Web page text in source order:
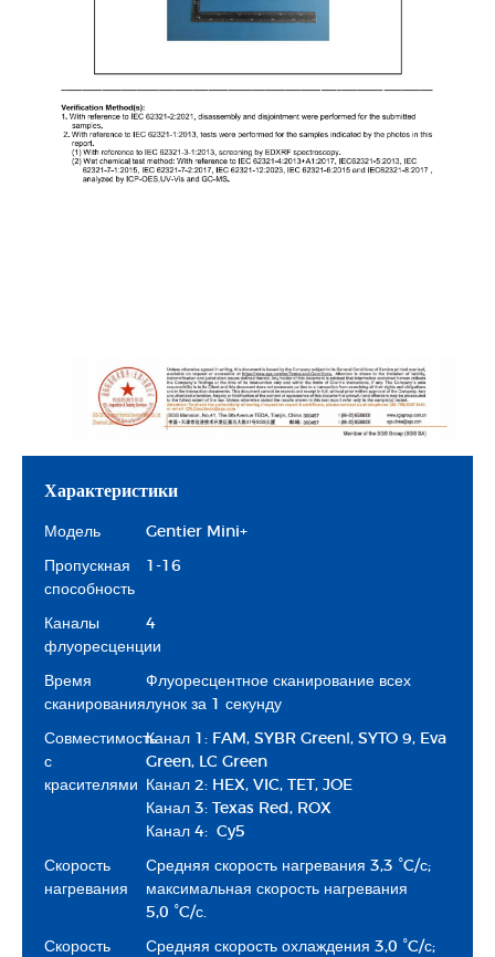
Характеристики
Модель Gentier Mini+
Пропускная
способность
1-16
Каналы
флуоресценции
4
Время
сканирования
Флуоресцентное сканирование всех
лунок за 1 секунду
Совместимость
с
красителями
Канал 1: FAM, SYBR GreenⅠ, SYTO 9, Eva
Green, LC Green
Канал 2: HEX, VIC, TET, JOE
Канал 3: Texas Red, ROX
Канал 4: Cy5
Скорость
нагревания
Средняя скорость нагревания 3,3 °C/с;
максимальная скорость нагревания
5,0 °C/с.
Скорость
Средняя скорость охлаждения 3,0 °C/с;